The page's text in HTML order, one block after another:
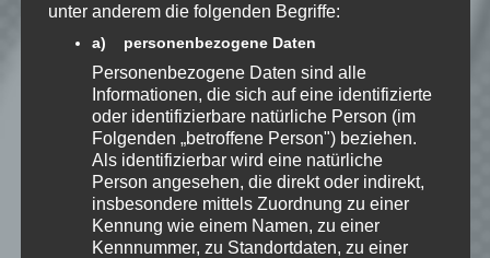
Benachrichtige mich über
nachfolgende Kommentare via E-
Mail.
Benachrichtige mich über neue
Beiträge via E-Mail.
unter anderem die folgenden Begriffe:
a) personenbezogene Daten
Personenbezogene Daten sind alle
Informationen, die sich auf eine identifizierte
oder identifizierbare natürliche Person (im
Folgenden „betroffene Person") beziehen.
Als identifizierbar wird eine natürliche
Person angesehen, die direkt oder indirekt,
insbesondere mittels Zuordnung zu einer
Kennung wie einem Namen, zu einer
Kennnummer, zu Standortdaten, zu einer